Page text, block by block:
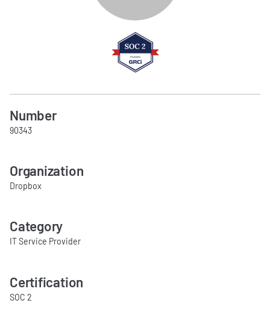
Number
90343
Organization
Dropbox
Category
IT Service Provider
Certification
SOC 2